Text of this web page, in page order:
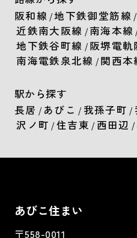
阪和線 /地下鉄御堂筋線 /
近鉄南大阪線 /南海本線
地下鉄谷町線 / 阪堺電軌
南海電鉄泉北線 / 関西本
駅から探す
長居 / あびこ / 我孫子町 /
沢ノ町 / 住吉東 / 西田辺 /
あびこ住まい
〒558-0011